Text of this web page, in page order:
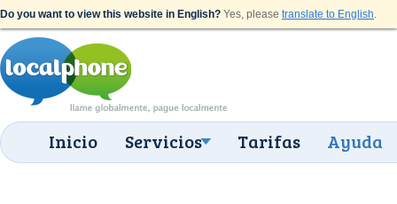
Do you want to view this website in English? Yes, please translate to English.
Inicio Servicios Tarifas Ayuda